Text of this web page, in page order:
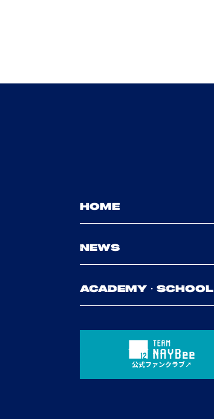
HOME
NEWS
ACADEMY・SCHOOL
公式ファンクラブ